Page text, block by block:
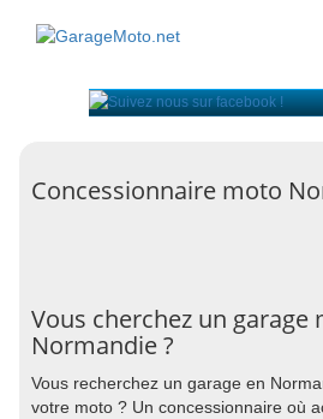
Concessionnaire moto
Vous cherchez un garage
Normandie ?
Vous recherchez un garage en
votre moto ? Un concessionnaire où